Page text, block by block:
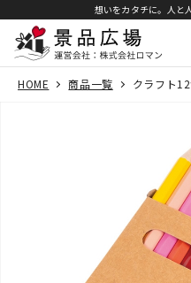
想いをカタチに。人と
HOME 商品一覧 クラフト